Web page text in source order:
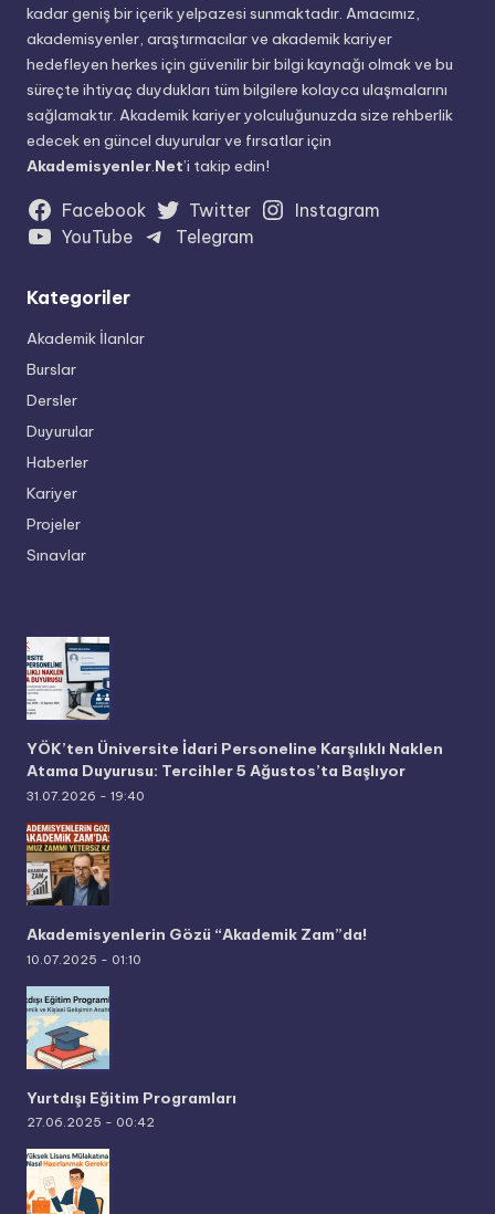
kadar geniş bir içerik yelpazesi sunmaktadır. Amacımız,
akademisyenler, araştırmacılar ve akademik kariyer
hedefleyen herkes için güvenilir bir bilgi kaynağı olmak ve bu
süreçte ihtiyaç duydukları tüm bilgilere kolayca ulaşmalarını
sağlamaktır. Akademik kariyer yolculuğunuzda size rehberlik
edecek en güncel duyurular ve fırsatlar için
Akademisyenler.Net’i takip edin!
Facebook Twitter
Instagram
YouTube
Telegram
Kategoriler
Akademik İlanlar
Burslar
Dersler
Duyurular
Haberler
Kariyer
Projeler
Sınavlar
YÖK’ten Üniversite İdari Personeline Karşılıklı Naklen
Atama Duyurusu: Tercihler 5 Ağustos’ta Başlıyor
31.07.2026 - 19:40
Akademisyenlerin Gözü “Akademik Zam”da!
10.07.2025 - 01:10
Yurtdışı Eğitim Programları
27.06.2025 - 00:42